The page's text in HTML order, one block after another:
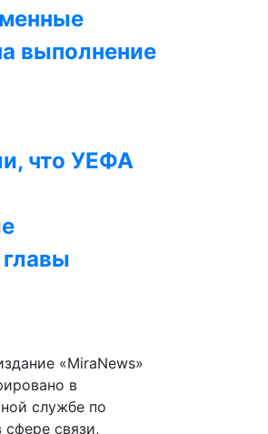
выполнение
что УЕФА
«MiraNews»
в
службе по
сфере связи,